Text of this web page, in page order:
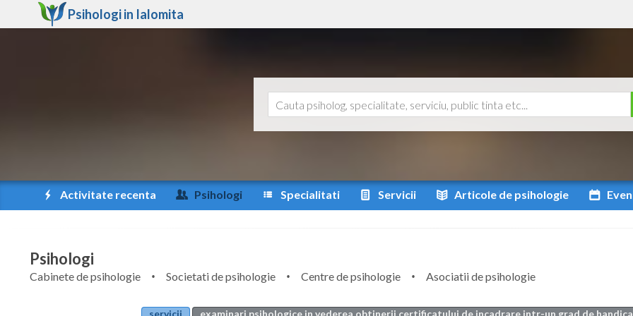
Psihologi in Ialomita
Activitate recenta Psihologi Specialitati Servicii Articole de psihologie
Psihologi
Cabinete de psihologie Societati de psihologie Centre de psihologie
Asociatii de psihologie
servicii examinari psihologice in vederea obtinerii certificatului de incadrare intr-un grad de